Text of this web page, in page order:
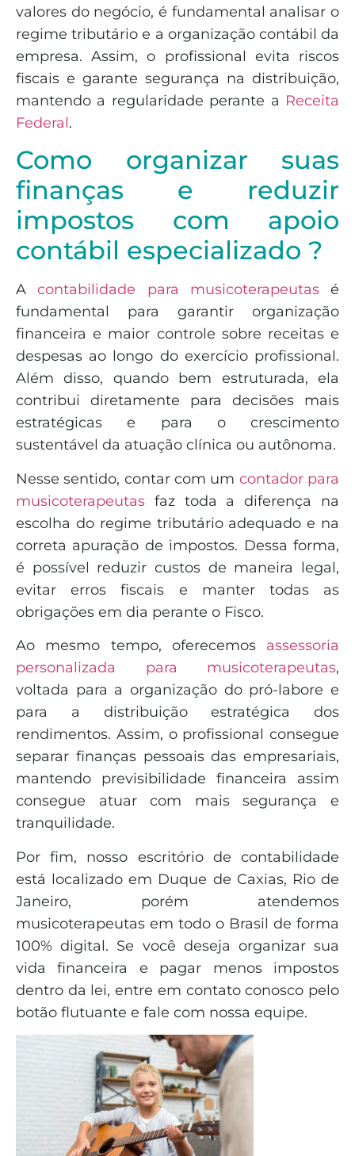
valores do negócio, é fundamental analisar o
regime tributário e a organização contábil da
empresa. Assim, o profissional evita riscos
fiscais e garante segurança na distribuição,
mantendo a regularidade perante a Receita
Federal.
Como organizar suas
finanças e reduzir
impostos com apoio
contábil especializado ?
Acontabilidade para musicoterapeutasé
fundamental para garantir organização
financeira e maior controle sobre receitas e
despesas ao longo do exercício profissional.
Além disso, quando bem estruturada, ela
contribui diretamente para decisões mais
estratégicas e para o crescimento
sustentável da atuação clínica ou autônoma.
Nesse sentido, contar com um contador para
musicoterapeutas faz toda a diferença na
escolha do regime tributário adequado e na
correta apuração de impostos. Dessa forma,
é possível reduzir custos de maneira legal,
evitar erros fiscais e manter todas as
obrigações em dia perante o Fisco.
Ao mesmo tempo, oferecemos assessoria
personalizada para musicoterapeutas,
voltada para a organização do pró-labore e
para a distribuição estratégica dos
rendimentos. Assim, o profissional consegue
separar finanças pessoais das empresariais,
mantendo previsibilidade financeira assim
consegue atuar com mais segurança e
tranquilidade.
Por fim, nosso escritório de contabilidade
está localizado em Duque de Caxias, Rio de
Janeiro, porém atendemos
musicoterapeutas em todo o Brasil de forma
100% digital. Se você deseja organizar sua
vida financeira e pagar menos impostos
dentro da lei, entre em contato conosco pelo
botão flutuante e fale com nossa equipe.